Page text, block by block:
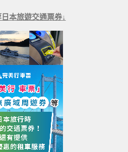
日本旅遊交通票券↓